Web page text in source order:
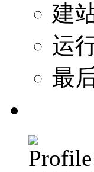
建
运
最